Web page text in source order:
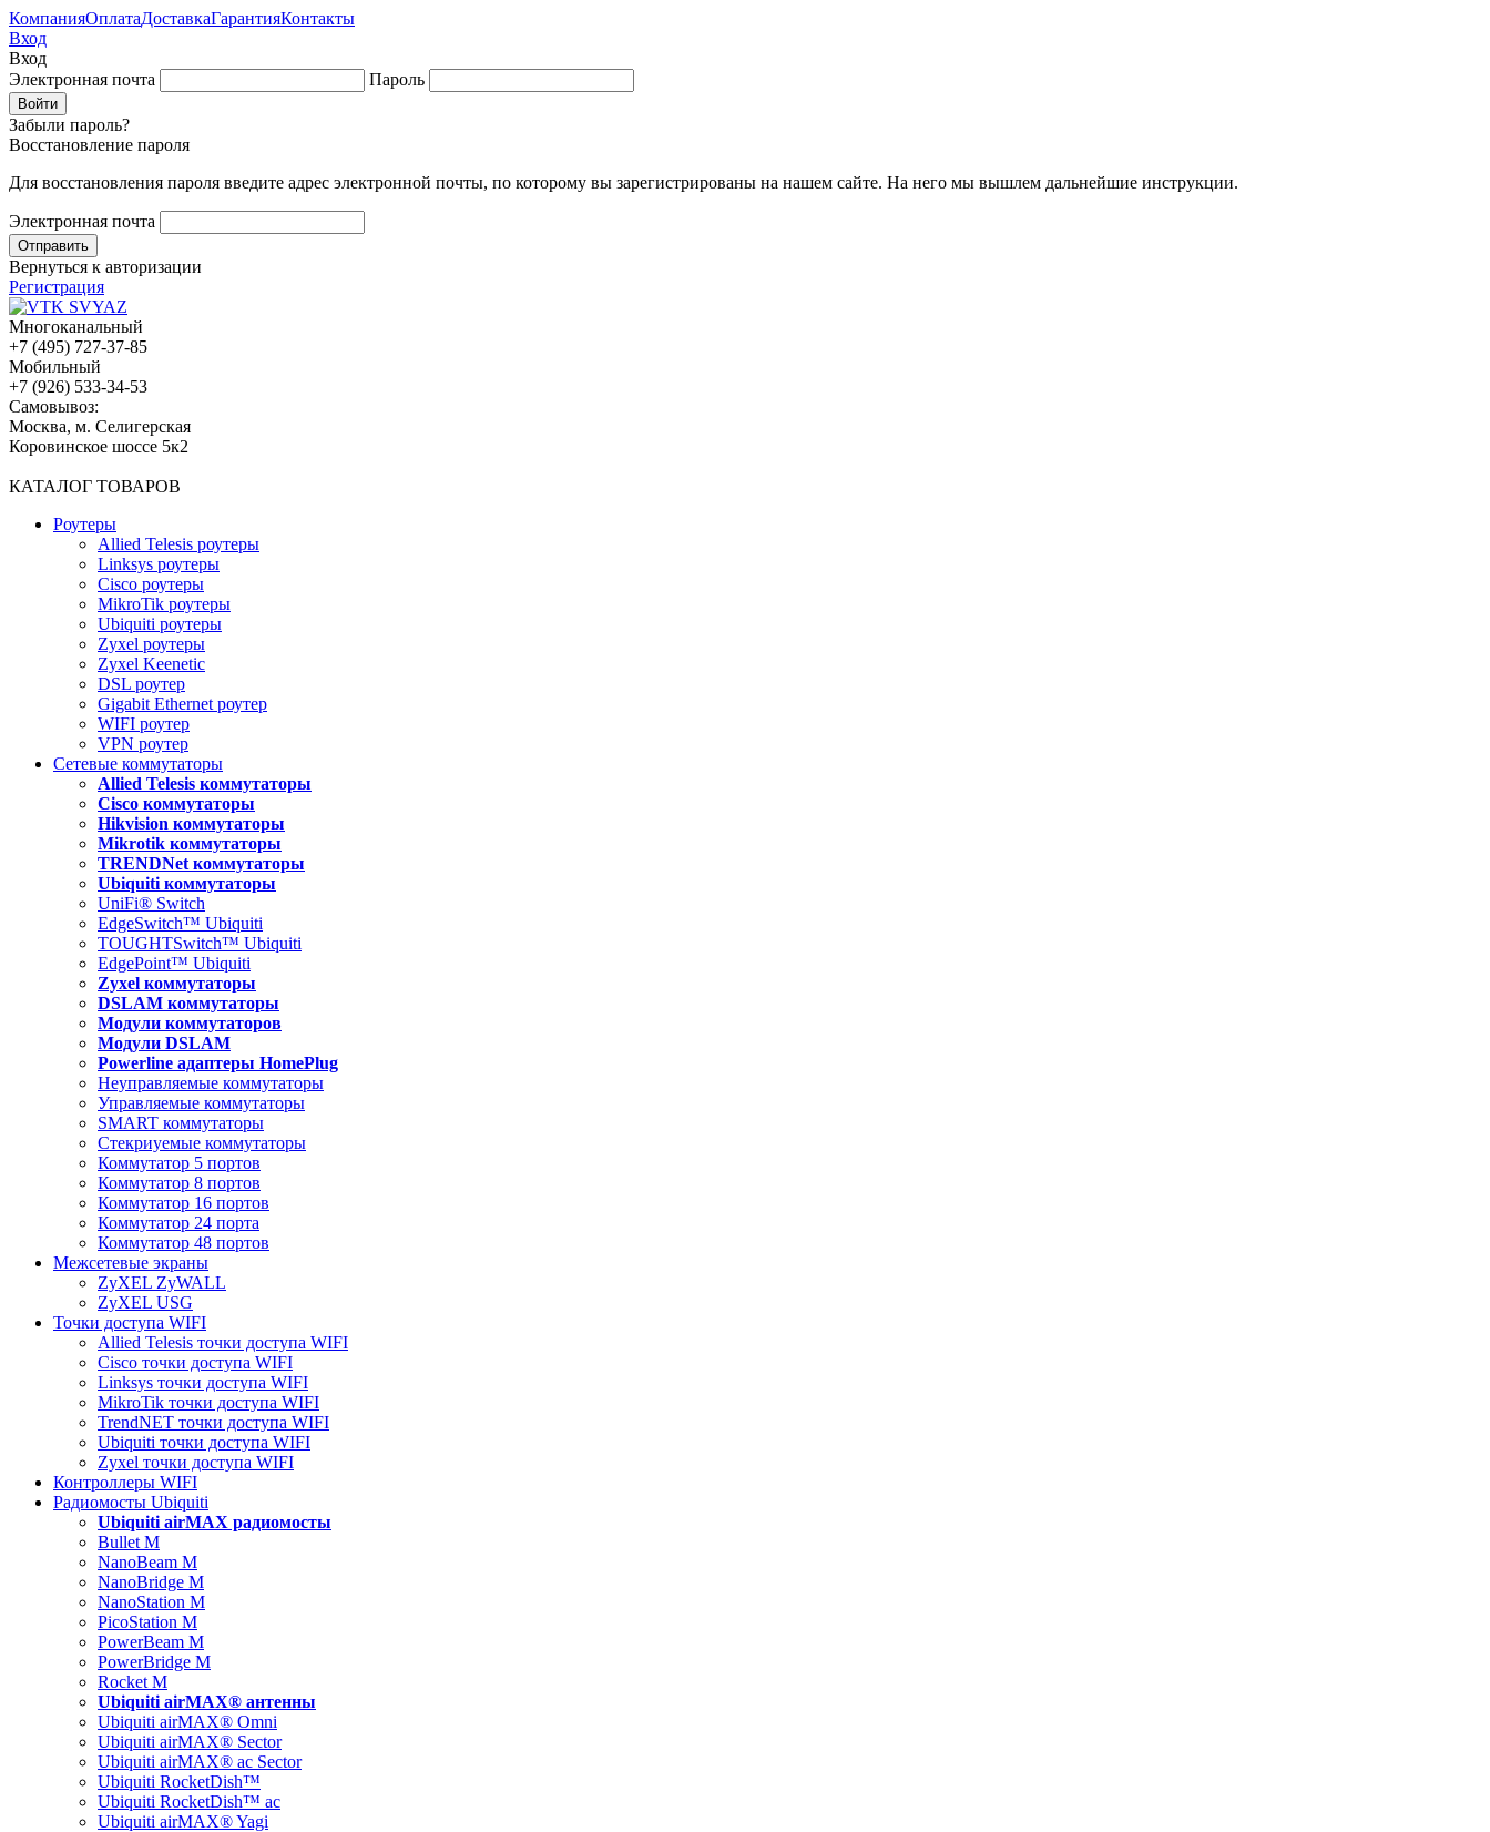
КомпанияОплатаДоставкаГарантияКонтакты
Вход
Вход
Электронная почта
Пароль
Забыли пароль?
Восстановление пароля
Для восстановления пароля введите адрес электронной почты, по которому вы зарегистрированы на нашем сайте. На него мы вышлем дальнейшие инструкции.
Электронная почта
Вернуться к авторизации
Регистрация
Многоканальный
+7 (495) 727-37-85
Мобильный
+7 (926) 533-34-53
Cамовывоз:
Москва, м. Селигерская
Коровинское шоссе 5к2
КАТАЛОГ ТОВАРОВ
Роутеры
Allied Telesis роутеры
Linksys роутеры
Cisco роутеры
MikroTik роутеры
Ubiquiti роутеры
Zyxel роутеры
Zyxel Keenetic
DSL роутер
Gigabit Ethernet роутер
WIFI роутер
VPN роутер
Сетевые коммутаторы
Allied Telesis коммутаторы
Cisco коммутаторы
Hikvision коммутаторы
Mikrotik коммутаторы
TRENDNet коммутаторы
Ubiquiti коммутаторы
UniFi® Switch
EdgeSwitch™ Ubiquiti
TOUGHTSwitch™ Ubiquiti
EdgePoint™ Ubiquiti
Zyxel коммутаторы
DSLAM коммутаторы
Модули коммутаторов
Модули DSLAM
Powerline адаптеры HomePlug
Неуправляемые коммутаторы
Управляемые коммутаторы
SMART коммутаторы
Стекриуемые коммутаторы
Коммутатор 5 портов
Коммутатор 8 портов
Коммутатор 16 портов
Коммутатор 24 порта
Коммутатор 48 портов
Межсетевые экраны
ZyXEL ZyWALL
ZyXEL USG
Точки доступа WIFI
Allied Telesis точки доступа WIFI
Cisco точки доступа WIFI
Linksys точки доступа WIFI
MikroTik точки доступа WIFI
TrendNET точки доступа WIFI
Ubiquiti точки доступа WIFI
Zyxel точки доступа WIFI
Контроллеры WIFI
Радиомосты Ubiquiti
Ubiquiti airMAX радиомосты
Bullet M
NanoBeam M
NanoBridge M
NanoStation M
PicoStation M
PowerBeam M
PowerBridge M
Rocket M
Ubiquiti airMAX® антенны
Ubiquiti airMAX® Omni
Ubiquiti airMAX® Sector
Ubiquiti airMAX® ac Sector
Ubiquiti RocketDish™
Ubiquiti RocketDish™ ac
Ubiquiti airMAX® Yagi